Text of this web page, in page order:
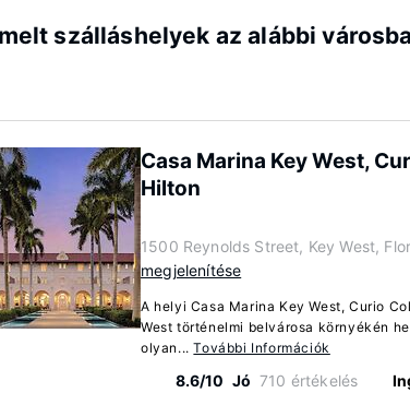
szálláshelyek az alábbi
Casa Marina Key West,
Hilton
1500 Reynolds Street, Key West,
megjelenítése
A helyi Casa Marina Key West, Curio
West történelmi belvárosa környékén
olyan...További Információk
8.6/10 Jó 710 értékelés